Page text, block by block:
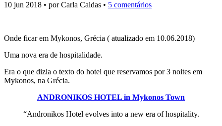
10 jun 2018 • por Carla Caldas • 5 comentários
Onde ficar em Mykonos, Grécia ( atualizado em 10.06.2018)
Uma nova era de hospitalidade.
Era o que dizia o texto do hotel que reservamos por 3 noites em
Mykonos, na Grécia.
ANDRONIKOS HOTEL in Mykonos Town
“Andronikos Hotel evolves into a new era of hospitality.